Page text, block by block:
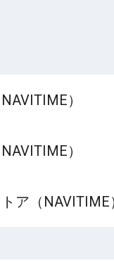
）
）
ア（NAVITIME